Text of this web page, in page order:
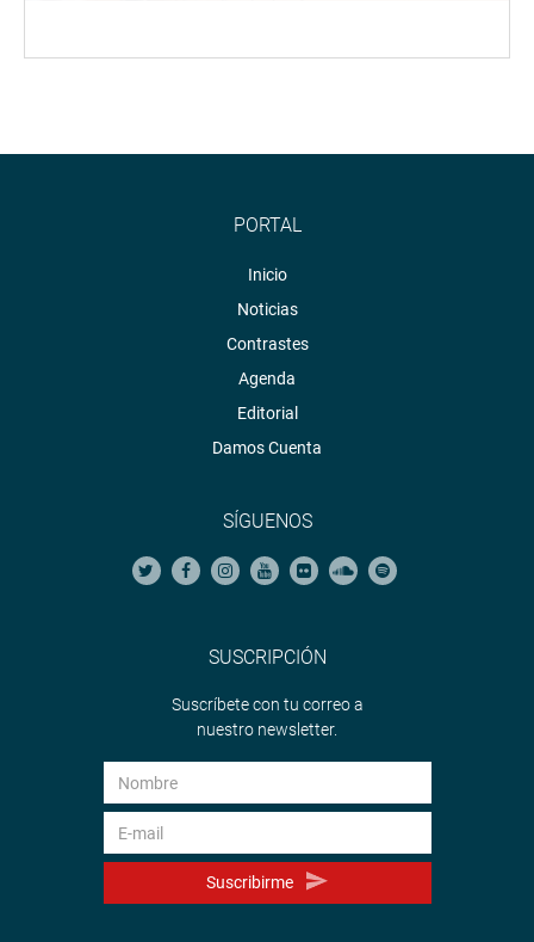
PORTAL
Inicio
Noticias
Contrastes
Agenda
Editorial
Damos Cuenta
SÍGUENOS
SUSCRIPCIÓN
Suscríbete con tu correo a
nuestro newsletter.
Suscribirme